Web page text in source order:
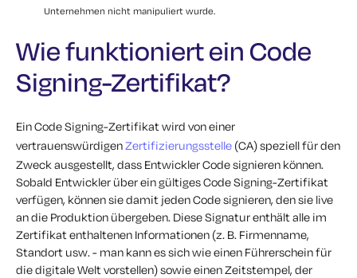
Unternehmen nicht manipuliert wurde.
Wie funktioniert ein Code
Signing-Zertifikat?
Ein Code Signing-Zertifikat wird von einer
vertrauenswürdigenZertifizierungsstelle (CA) speziell für den
Zweck ausgestellt, dass Entwickler Code signieren können.
Sobald Entwickler über ein gültiges Code Signing-Zertifikat
verfügen, können sie damit jeden Code signieren, den sie live
an die Produktion übergeben. Diese Signatur enthält alle im
Zertifikat enthaltenen Informationen (z. B. Firmenname,
Standort usw. - man kann es sich wie einen Führerschein für
die digitale Welt vorstellen) sowie einen Zeitstempel, der